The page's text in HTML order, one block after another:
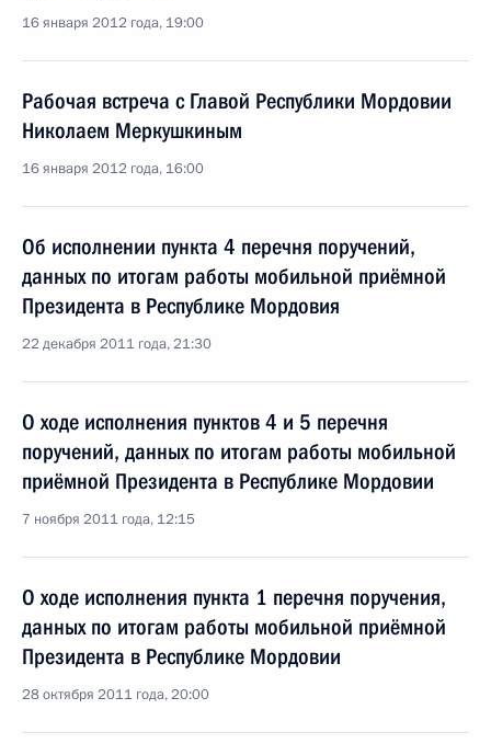
16 января 2012 года, 19:00
Рабочая встреча с Главой Республики Мордовии
Николаем Меркушкиным
16 января 2012 года, 16:00
Об исполнении пункта 4 перечня поручений,
данных по итогам работы мобильной приёмной
Президента в Республике Мордовия
22 декабря 2011 года, 21:30
О ходе исполнения пунктов 4 и 5 перечня
поручений, данных по итогам работы мобильной
приёмной Президента в Республике Мордовии
7 ноября 2011 года, 12:15
О ходе исполнения пункта 1 перечня поручения,
данных по итогам работы мобильной приёмной
Президента в Республике Мордовии
28 октября 2011 года, 20:00